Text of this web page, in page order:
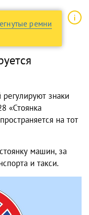
ремни
знаки
«Стоянка
на тот
машин, за
и такси.